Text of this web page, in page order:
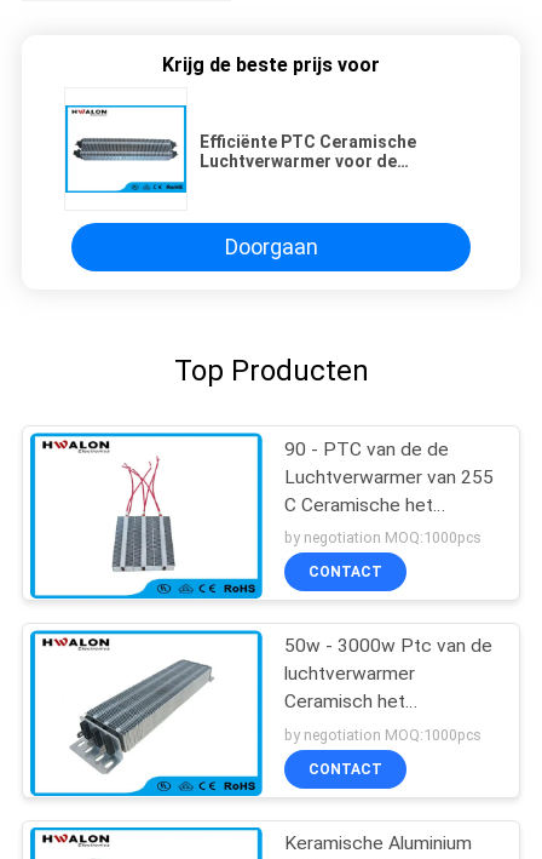
Krijg de beste prijs voor
Efficiënte PTC Ceramische
Luchtverwarmer voor de
Verwarmer
Doorgaan
Top Producten
90 - PTC van de de
Luchtverwarmer van 255
C Ceramische het
Verwarmen
Elementenweerstand
voor Airconditioner
by negotiation MOQ:1000pcs
CONTACT
50w - 3000w Ptc van de
luchtverwarmer
Ceramisch het
Verwarmen Element voor
de Ventilatorverwarmer
van de Handdroger
by negotiation MOQ:1000pcs
CONTACT
Keramische Aluminium